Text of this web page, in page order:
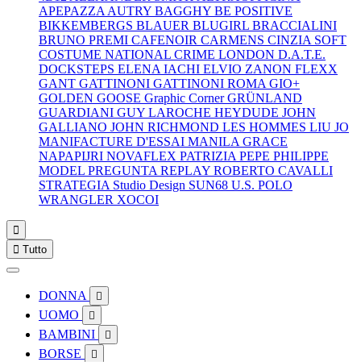
APEPAZZA AUTRY BAGGHY BE POSITIVE
BIKKEMBERGS BLAUER BLUGIRL BRACCIALINI
BRUNO PREMI CAFENOIR CARMENS CINZIA SOFT
COSTUME NATIONAL CRIME LONDON D.A.T.E.
DOCKSTEPS ELENA IACHI ELVIO ZANON FLEXX
GANT GATTINONI GATTINONI ROMA GIO+
GOLDEN GOOSE Graphic CornerGRÜNLAND
GUARDIANI GUY LAROCHE HEYDUDE JOHN
GALLIANO JOHN RICHMOND LES HOMMES LIU JO
MANIFACTURE D'ESSAI MANILA GRACE
NAPAPIJRI NOVAFLEX PATRIZIA PEPE PHILIPPE
MODEL PREGUNTA REPLAY ROBERTO CAVALLI
STRATEGIA Studio Design SUN68 U.S. POLO
WRANGLER XOCOI

 Tutto
DONNA 
UOMO 
BAMBINI 
BORSE 